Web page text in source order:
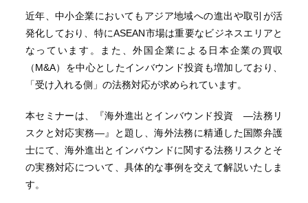
近年、中小企業においてもアジア地域への進出や取引が活
発化しており、特にASEAN市場は重要なビジネスエリアと
なっています。また、外国企業による日本企業の買収
（M&A）を中心としたインバウンド投資も増加しており、
「受け入れる側」の法務対応が求められています。
本セミナーは、『海外進出とインバウンド投資 ―法務リ
スクと対応実務―』と題し、海外法務に精通した国際弁護
士にて、海外進出とインバウンドに関する法務リスクとそ
の実務対応について、具体的な事例を交えて解説いたしま
す。